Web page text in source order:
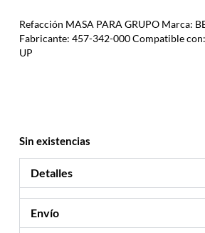
Refacción MASA PARA GRUPO Marca:
Fabricante: 457-342-000 Compatible
UP
Sin existencias
Detalles
Envío